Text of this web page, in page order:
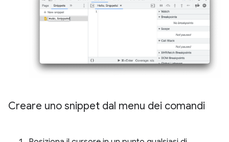
Creare uno snippet dal menu dei comandi